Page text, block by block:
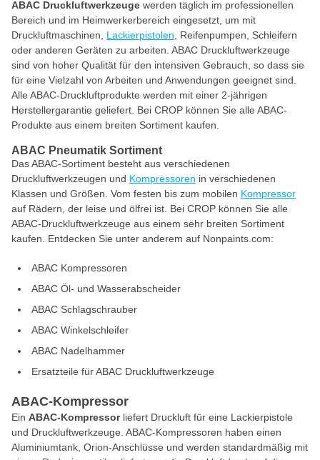
ABAC Druckluftwerkzeuge werden täglich im professionellen
Bereich und im Heimwerkerbereich eingesetzt, um mit
Druckluftmaschinen, Lackierpistolen , Reifenpumpen, Schleifern
oder anderen Geräten zu arbeiten. ABAC Druckluftwerkzeuge
sind von hoher Qualität für den intensiven Gebrauch, so dass sie
für eine Vielzahl von Arbeiten und Anwendungen geeignet sind.
Alle ABAC-Druckluftprodukte werden mit einer 2-jährigen
Herstellergarantie geliefert. Bei CROP können Sie alle ABAC-
Produkte aus einem breiten Sortiment kaufen.
ABAC Pneumatik Sortiment
Das ABAC-Sortiment besteht aus verschiedenen
Druckluftwerkzeugen und Kompressoren in verschiedenen
Klassen und Größen. Vom festen bis zum mobilen Kompressor
auf Rädern, der leise und ölfrei ist. Bei CROP können Sie alle
ABAC-Druckluftwerkzeuge aus einem sehr breiten Sortiment
kaufen. Entdecken Sie unter anderem auf Nonpaints.com:
ABAC Kompressoren
ABAC Öl- und Wasserabscheider
ABAC Schlagschrauber
ABAC Winkelschleifer
ABAC Nadelhammer
Ersatzteile für ABAC Druckluftwerkzeuge
ABAC-Kompressor
Ein ABAC-Kompressorliefert Druckluft für eine Lackierpistole
und Druckluftwerkzeuge. ABAC-Kompressoren haben einen
Aluminiumtank, Orion-Anschlüsse und werden standardmäßig mit